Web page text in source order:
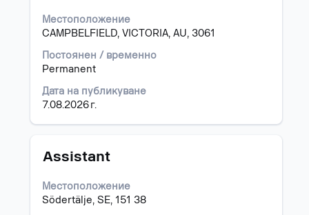
Местоположение
CAMPBELFIELD, VICTORIA, AU, 3061
Постоянен / временно
Permanent
Дата на публикуване
7.08.2026 г.
за
да
пълното
съдържание
на
информацията
задание.
Позиция
Assistant
Местоположение
Södertälje, SE, 151 38
Изберете
бутона
за
интервал,